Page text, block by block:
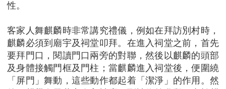
性。
客家人舞麒麟時非常講究禮儀，例如在拜訪別村時，
麒麟必須到廟宇及祠堂叩拜。在進入祠堂之前，首先
要拜門口，閱讀門口兩旁的對聯，然後以麒麟的頭部
及身體接觸門框及門柱；當麒麟進入祠堂後，便圍繞
「屏門」舞動，這些動作都起着「潔淨」的作用。然